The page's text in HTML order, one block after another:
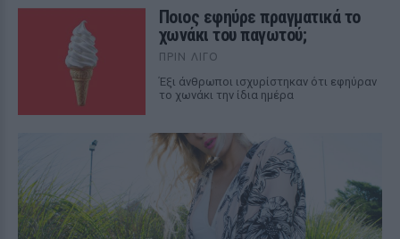
Ποιος εφηύρε πραγματικά το
χωνάκι του παγωτού;
ΠΡΙΝ ΛΊΓΟ
Έξι άνθρωποι ισχυρίστηκαν ότι εφηύραν
το χωνάκι την ίδια ημέρα